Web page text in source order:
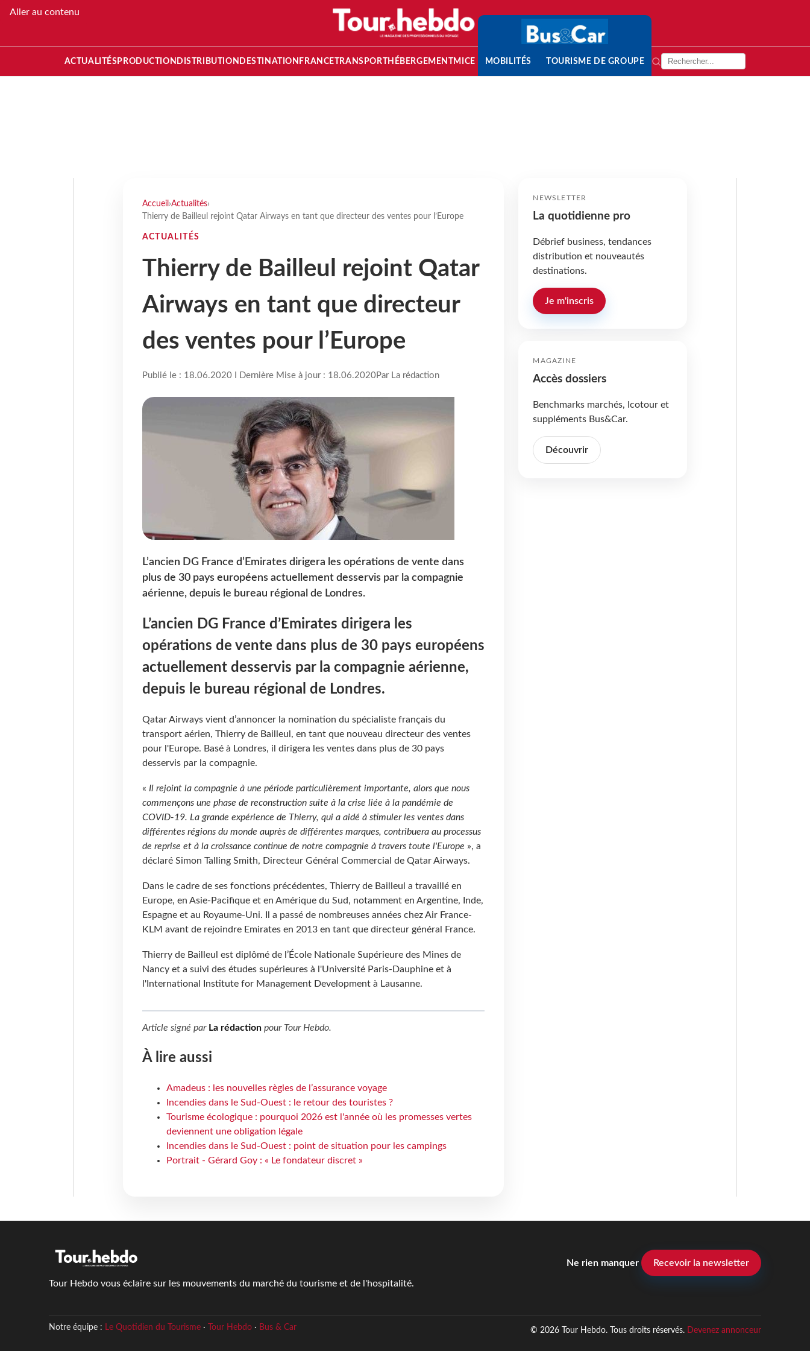
Aller au contenu
ACTUALITÉS PRODUCTION DISTRIBUTION DESTINATION FRANCETRANSPORT HÉBERGEMENTMICE MOBILITÉS TOURISME DE GROUPE
Accueil ›Actualités›
Thierry de Bailleul rejoint Qatar Airways en tant que directeur des ventes pour l’Europe
ACTUALITÉS
Thierry de Bailleul rejoint Qatar
Airways en tant que directeur
des ventes pour l’Europe
Publié le : 18.06.2020 I Dernière Mise à jour : 18.06.2020Par La rédaction
L’ancien DG France d’Emirates dirigera les opérations de vente dans
plus de 30 pays européens actuellement desservis par la compagnie
aérienne, depuis le bureau régional de Londres.
L’ancien DG France d’Emirates dirigera les
opérations de vente dans plus de 30 pays européens
actuellement desservis par la compagnie aérienne,
depuis le bureau régional de Londres.
Qatar Airways vient d’annoncer la nomination du spécialiste français du
transport aérien, Thierry de Bailleul, en tant que nouveau directeur des ventes
pour l'Europe. Basé à Londres, il dirigera les ventes dans plus de 30 pays
desservis par la compagnie.
« Il rejoint la compagnie à une période particulièrement importante, alors que nous
commençons une phase de reconstruction suite à la crise liée à la pandémie de
COVID-19. La grande expérience de Thierry, qui a aidé à stimuler les ventes dans
différentes régions du monde auprès de différentes marques, contribuera au processus
de reprise et à la croissance continue de notre compagnie à travers toute l'Europe », a
déclaré Simon Talling Smith, Directeur Général Commercial de Qatar Airways.
Dans le cadre de ses fonctions précédentes, Thierry de Bailleul a travaillé en
Europe, en Asie-Pacifique et en Amérique du Sud, notamment en Argentine, Inde,
Espagne et au Royaume-Uni. Il a passé de nombreuses années chez Air France-
KLM avant de rejoindre Emirates en 2013 en tant que directeur général France.
Thierry de Bailleul est diplômé de l’École Nationale Supérieure des Mines de
Nancy et a suivi des études supérieures à l'Université Paris-Dauphine et à
l'International Institute for Management Development à Lausanne.
Article signé par La rédactionpour Tour Hebdo.
À lire aussi
Amadeus : les nouvelles règles de l’assurance voyage
Incendies dans le Sud-Ouest : le retour des touristes ?
Tourisme écologique : pourquoi 2026 est l'année où les promesses vertes
deviennent une obligation légale
Incendies dans le Sud-Ouest : point de situation pour les campings
Portrait - Gérard Goy : « Le fondateur discret »
NEWSLETTER
La quotidienne pro
Débrief business, tendances
distribution et nouveautés
destinations.
Je m'inscris
MAGAZINE
Accès dossiers
Benchmarks marchés, Icotour et
suppléments Bus&Car.
Découvrir
Tour Hebdo vous éclaire sur les mouvements du marché du tourisme et de l'hospitalité.
Ne rien manquer Recevoir la newsletter
Notre équipe : Le Quotidien du Tourisme· Tour Hebdo· Bus & Car © 2026 Tour Hebdo. Tous droits réservés. Devenez annonceur